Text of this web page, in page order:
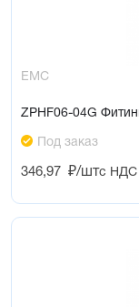
EMC
ZPHF06-04G
Под заказ
346,97 ₽/штс НДС